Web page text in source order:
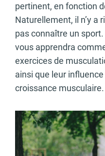
pertinent, en fonction
Naturellement, il n’y a
pas connaître un
vous apprendra
exercices de
ainsi que leur
croissance musculaire.